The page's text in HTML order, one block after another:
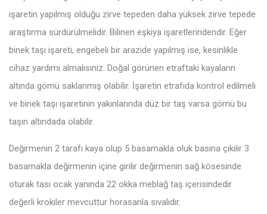
işaretin yapılmış olduğu zirve tepeden daha yüksek zirve tepede
araştırma sürdürülmelidir. Bilinen eşkiya işaretlerindendir. Eğer
binek taşı işareti, engebeli bir arazide yapılmış ise, kesinlikle
cihaz yardımı almalısınız. Doğal görünen etraftaki kayaların
altında gömü saklanmış olabilir. İşaretin etrafıda kontrol edilmeli
ve binek taşı işaretinin yakınlarında düz bir taş varsa gömü bu
taşın altındada olabilir.
Değirmenin 2 tarafı kaya olup 5 basamakla oluk basına çıkılır 3
basamakla değirmenin içine girilir değirmenin sağ kösesinde
oturak tası ocak yanında 22 okka meblağ taş içerisindedir
değerli krokiler mevcuttur horasanla sıvalıdır.